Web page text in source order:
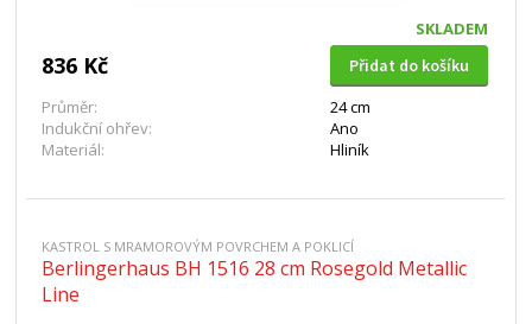
SKLADEM
836 Kč
Přidat do košíku
Průměr:
24 cm
Indukční ohřev:
Ano
Materiál:
Hliník
KASTROL S MRAMOROVÝM POVRCHEM A POKLICÍ
Berlingerhaus BH 1516 28 cm Rosegold Metallic
Line